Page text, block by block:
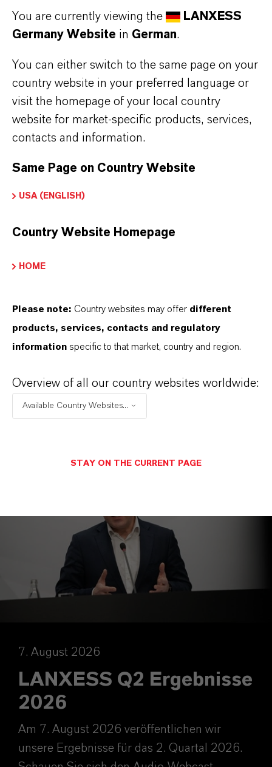
HIER PRESSEFOTOS AUSSUCHEN
7. August 2026
LANXESS Q2 Ergebnisse
2026
Am 7. August 2026 veröffentlichen wir
unsere Ergebnisse für das 2. Quartal 2026.
You are currently viewing the
LANXESS
Germany Website in German.
You can either switch to the same page on your
country website in your preferred language or
visit the homepage of your local country
website for market-specific products, services,
contacts and information.
Same Page on Country Website
USA (ENGLISH)
Country Website Homepage
HOME
Please note: Country websites may offer different
products, services, contacts and regulatory
information specific to that market, country and region.
Overview of all our country websites worldwide:
Available Country Websites...
STAY ON THE CURRENT PAGE